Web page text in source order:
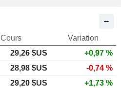
Cours
Variation
29,26 $US
+0,97 %
28,98 $US
-0,74 %
29,20 $US
+1,73 %